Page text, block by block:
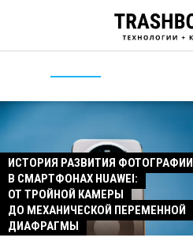
ИСТОРИЯ РАЗВИТИЯ ФОТОГРАФИИ
В СМАРТФОНАХ HUAWEI:
ОТ ТРОЙНОЙ КАМЕРЫ
ДО МЕХАНИЧЕСКОЙ ПЕРЕМЕННОЙ
ДИАФРАГМЫ